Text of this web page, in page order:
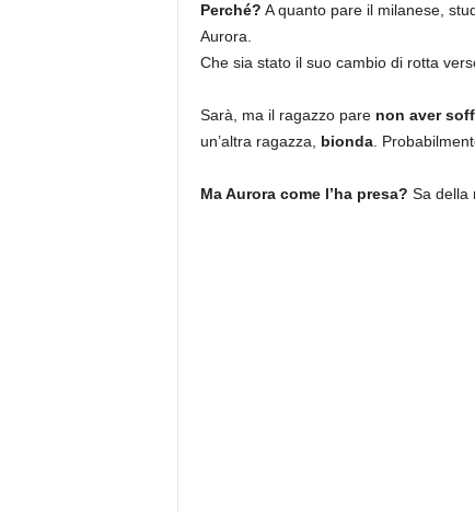
Perché? A quanto pare il milanese,
Aurora.
Che sia stato il suo cambio di rotta
Sarà, ma il ragazzo pare non aver
un’altra ragazza, bionda.
Ma Aurora come l’ha presa? Sa della